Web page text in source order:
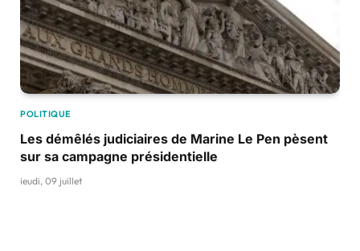
POLITIQUE
Les démêlés judiciaires de Marine Le Pen pèsent
sur sa campagne présidentielle
jeudi, 09 juillet